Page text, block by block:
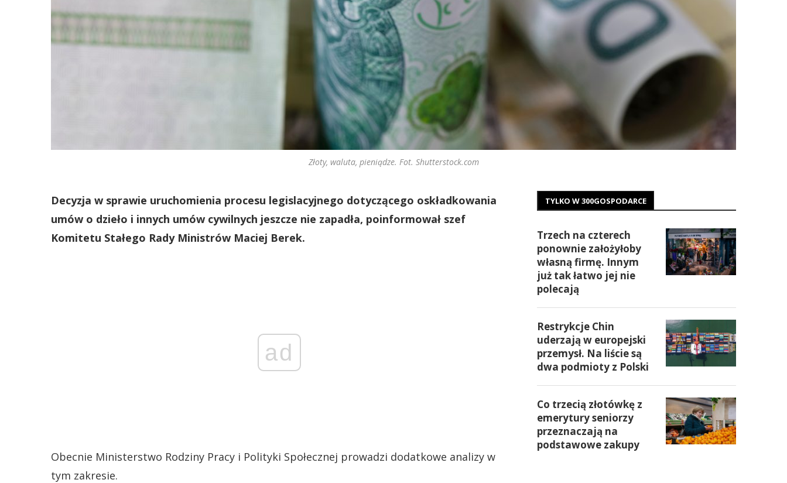
Złoty, waluta, pieniądze. Fot. Shutterstock.com
Decyzja w sprawie uruchomienia procesu legislacyjnego dotyczącego oskładkowania
umów o dzieło i innych umów cywilnych jeszcze nie zapadła, poinformował szef
Komitetu Stałego Rady Ministrów Maciej Berek.
ad
Obecnie Ministerstwo Rodziny Pracy i Polityki Społecznej prowadzi dodatkowe analizy w
tym zakresie.
TYLKO W 300GOSPODARCE
Trzech na czterech
ponownie założyłoby
własną firmę. Innym
już tak łatwo jej nie
polecają
Restrykcje Chin
uderzają w europejski
przemysł. Na liście są
dwa podmioty z Polski
Co trzecią złotówkę z
emerytury seniorzy
przeznaczają na
podstawowe zakupy